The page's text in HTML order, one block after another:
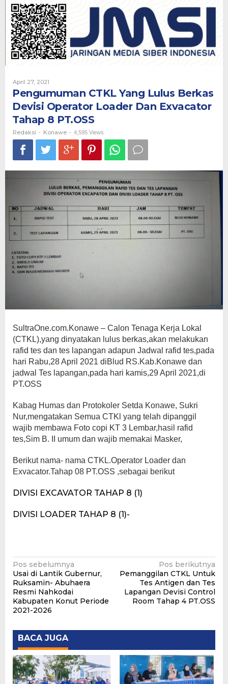
Berkas
Operator
Loader
Dan
April 27, 2021
Pengumuman CTKL Yang Lulus Berkas
Devisi Operator Loader Dan Exvacator
Tahap 8 PT.OSS
Redaksi - Konawe - 4,595 Views
SultraOne.com.Konawe – Calon Tenaga Kerja Lokal
(CTKL),yang dinyatakan lulus berkas,akan melakukan
rafid tes dan tes lapangan adapun Jadwal rafid tes,pada
hari Rabu,28 April 2021 diBlud RS.Kab.Konawe dan
jadwal Tes lapangan,pada hari kamis,29 April 2021,di
PT.OSS
Kabag Humas dan Protokoler Setda Konawe, Sukri
Nur,mengatakan Semua CTKl yang telah dipanggil
wajib membawa Foto copi KT 3 Lembar,hasil rafid
tes,Sim B. II umum dan wajib memakai Masker,
Berikut nama- nama CTKL.Operator Loader dan
Exvacator.Tahap 08 PT.OSS ,sebagai berikut
DIVISI EXCAVATOR TAHAP 8 (1)
DIVISI LOADER TAHAP 8 (1)-
Navigasi
pos
Pos sebelumnya
Usai di Lantik Gubernur,
Ruksamin- Abuhaera
Resmi Nahkodai
Kabupaten Konut Periode
2021-2026
Pos berikutnya
Pemanggilan CTKL Untuk
Tes Antigen dan Tes
Lapangan Devisi Control
Room Tahap 4 PT.OSS
BACA JUGA